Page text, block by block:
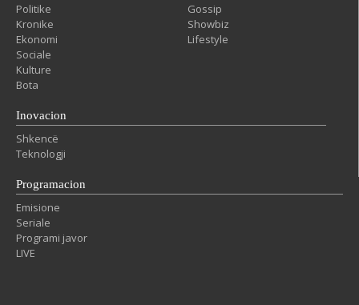
Politike
Kronike
Ekonomi
Sociale
Kulture
Bota
Gossip
Showbiz
Lifestyle
Inovacion
Shkencë
Teknologji
Programacion
Emisione
Seriale
Programi javor
LIVE